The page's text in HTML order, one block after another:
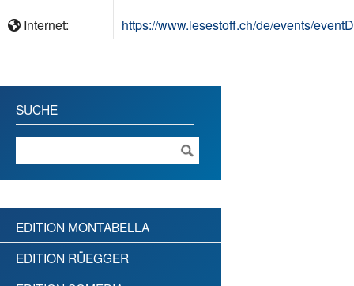
Internet: https://www.lesestoff.ch/de/events/
SUCHE
EDITION MONTABELLA
EDITION RÜEGGER